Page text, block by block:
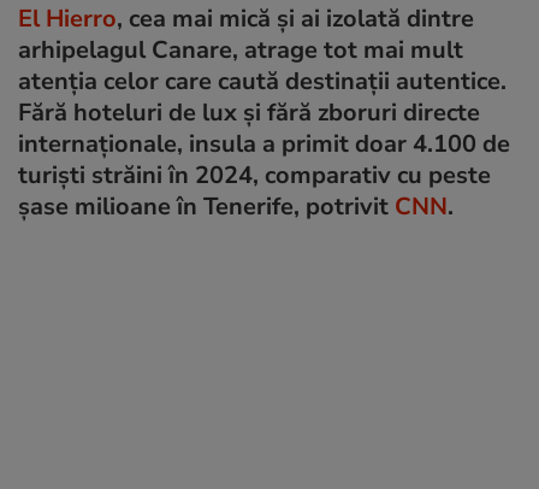
El Hierro, cea mai mică și ai izolată dintre
arhipelagul Canare, atrage tot mai mult
atenția celor care caută destinații autentice.
Fără hoteluri de lux și fără zboruri directe
internaționale, insula a primit doar 4.100 de
turiști străini în 2024, comparativ cu peste
șase milioane în Tenerife, potrivit CNN.